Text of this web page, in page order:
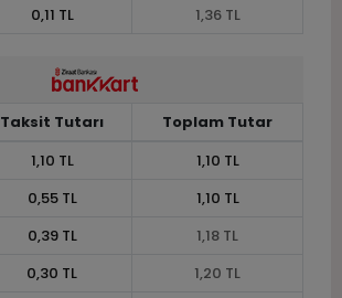
0,11 TL 1,36 TL
Taksit Tutarı
Toplam Tutar
1,10 TL
1,10 TL
0,55 TL
1,10 TL
0,39 TL
1,18 TL
0,30 TL
1,20 TL